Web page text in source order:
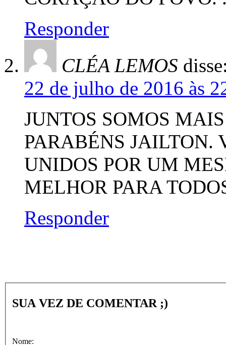
Responder
CLÉA LEMOS
22 de julho de 2016 às
JUNTOS SOMOS
PARABÉNS JAILTON.
UNIDOS POR UM
MELHOR PARA
Responder
SUA VEZ DE COMENTAR ;)
Nome: